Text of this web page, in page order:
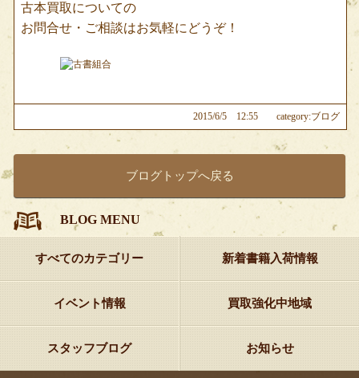
古本買取についての
お問合せ・ご相談はお気軽にどうぞ！
category:ブログ
2015/6/5 12:55
ブログトップへ戻る
BLOG MENU
すべてのカテゴリー 新着書籍入荷情報
イベント情報 買取強化中地域
スタッフブログ お知らせ